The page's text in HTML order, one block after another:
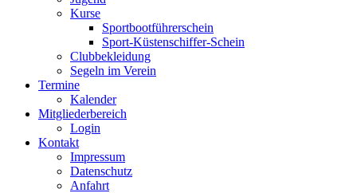
Kurse
Sportbootführerschein
Sport-Küstenschiffer-Schein
Clubbekleidung
Segeln im Verein
Termine
Kalender
Mitgliederbereich
Login
Kontakt
Impressum
Datenschutz
Anfahrt